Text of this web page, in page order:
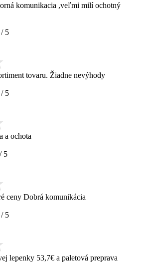
komunikacia ,veľmi milí ochotný
/ 5
tovaru. Žiadne nevýhody
/ 5
a ochota
/ 5
ceny Dobrá komunikácia
/ 5
lepenky 53,7€ a paletová preprava